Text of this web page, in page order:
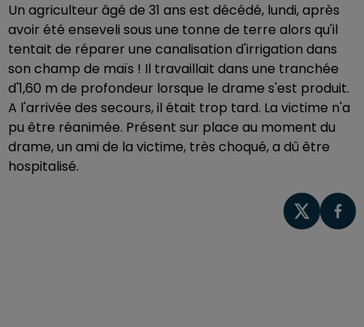
Un agriculteur âgé de 31 ans est décédé, lundi, après
avoir été enseveli sous une tonne de terre alors qu'il
tentait de réparer une canalisation d'irrigation dans
son champ de maïs ! Il travaillait dans une tranchée
d'1,60 m de profondeur lorsque le drame s'est produit.
A l'arrivée des secours, il était trop tard. La victime n'a
pu être réanimée. Présent sur place au moment du
drame, un ami de la victime, très choqué, a dû être
hospitalisé.